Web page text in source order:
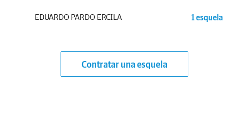
EDUARDO PARDO ERCILA 1 esquela
Contratar una esquela